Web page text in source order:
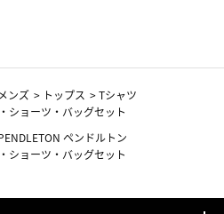
メンズ > トップス >Tシャツ
ショーツ・バッグセット
ペンドルトン
ショーツ・バッグセット